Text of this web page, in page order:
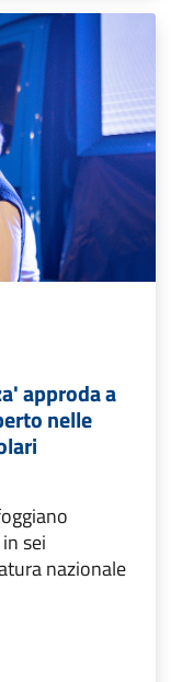
approda a
nelle
sei
nazionale